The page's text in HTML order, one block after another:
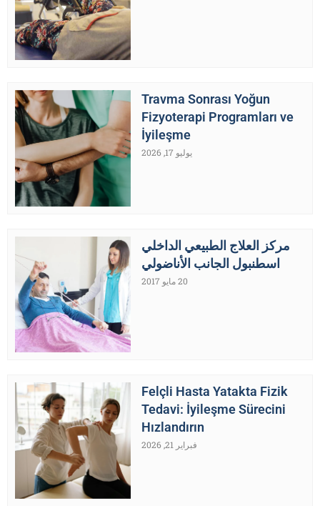
Travma Sonrası Yoğun
Fizyoterapi Programları ve
İyileşme
يوليو 17, 2026
مركز العلاج الطبيعي الداخلي
اسطنبول الجانب الأناضولي
20 مايو 2017
Felçli Hasta Yatakta Fizik
Tedavi: İyileşme Sürecini
Hızlandırın
فبراير 21, 2026